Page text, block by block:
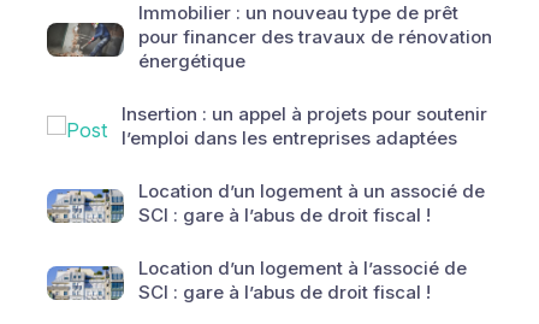
Immobilier : un nouveau type de prêt
pour financer des travaux de rénovation
énergétique
Insertion : un appel à projets pour soutenir
l’emploi dans les entreprises adaptées
Location d’un logement à un associé de
SCI : gare à l’abus de droit fiscal !
Location d’un logement à l’associé de
SCI : gare à l’abus de droit fiscal !